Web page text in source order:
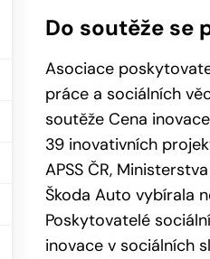
Do soutěže se
Asociace
práce a sociálních
soutěže Cena
39 inovativních
APSS ČR,
Škoda Auto vybírala
Poskytovatelé
inovace v sociálních